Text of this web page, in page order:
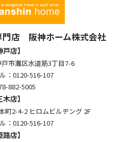
門店 阪神ホーム株式会社
戸店】
市灘区水道筋3丁目7-6
：0120-516-107
882-5005
木店】
町2-4-2 ヒロムビルヂング 2F
：0120-516-107
路店】